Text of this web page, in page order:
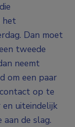
het
Dan moet
tweede
neemt
om een paar
op te
en uiteindelijk
de slag.